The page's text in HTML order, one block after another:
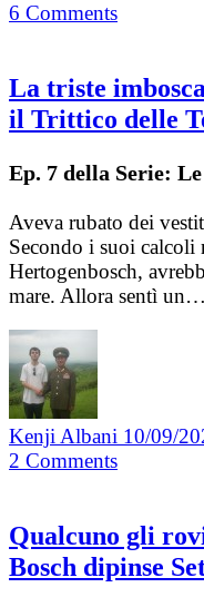
6 Comments
La triste
il Trittico delle
Ep. 7 della Serie:
Aveva rubato dei
Secondo i suoi calcoli
Hertogenbosch,
mare. Allora sentì un…
Kenji Albani 10/09/
2 Comments
Qualcuno gli
Bosch dipinse